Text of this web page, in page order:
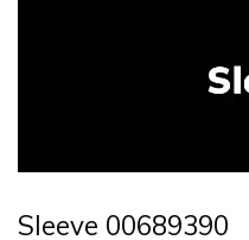
Sleeve 00689390